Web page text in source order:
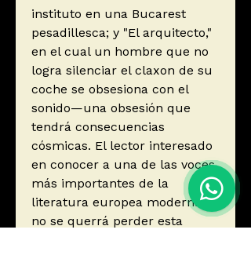
instituto en una Bucarest
pesadillesca; y "El arquitecto,"
en el cual un hombre que no
logra silenciar el claxon de su
coche se obsesiona con el
sonido—una obsesión que
tendrá consecuencias
cósmicas. El lector interesado
en conocer a una de las voces
más importantes de la
literatura europea moderna
no se querrá perder esta